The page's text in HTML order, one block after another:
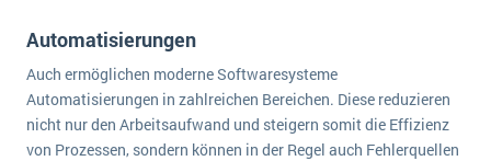
Automatisierungen
Auch ermöglichen moderne Softwaresysteme
Automatisierungen in zahlreichen Bereichen. Diese reduzieren
nicht nur den Arbeitsaufwand und steigern somit die Effizienz
von Prozessen, sondern können in der Regel auch Fehlerquellen